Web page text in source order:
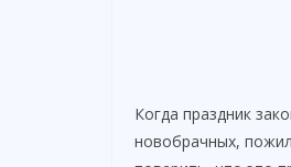
Когда праздник
новобрачных,